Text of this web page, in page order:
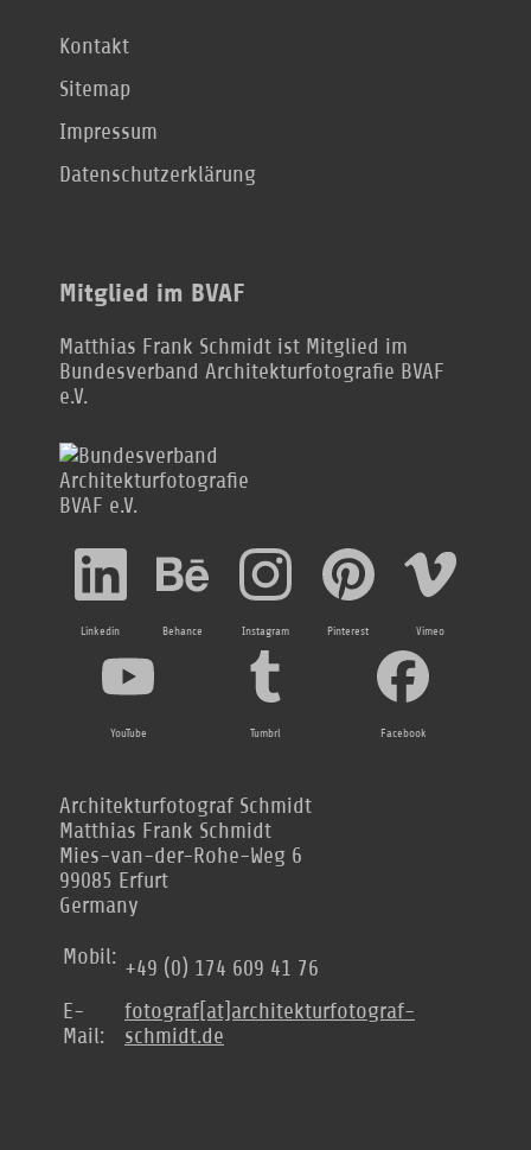
Kontakt
Sitemap
Impressum
Datenschutzerklärung
Mitglied im BVAF
Matthias Frank Schmidt ist Mitglied im
Bundesverband Architekturfotografie BVAF
e.V.
Linkedin Behance Instagram Pinterest Vimeo
YouTube Tumbrl Facebook
Architekturfotograf Schmidt
Matthias Frank Schmidt
Mies-van-der-Rohe-Weg 6
99085 Erfurt
Germany
Mobil: +49 (0) 174 609 41 76
E-
Mail:
fotograf[at]architekturfotograf-
schmidt.de